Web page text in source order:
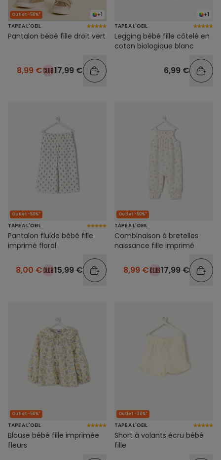
+1
Outlet -50%*
TAPE A L'OEIL
Pantalon bébé fille droit vert
8,99 € 17,99 €
+1
TAPE A L'OEIL
Legging bébé fille côtelé en
coton biologique blanc
6,99 €
Outlet -50%*
TAPE A L'OEIL
Pantalon fluide bébé fille
imprimé floral
8,00 € 15,99 €
Outlet -50%*
TAPE A L'OEIL
Combinaison à bretelles
naissance fille imprimé
8,99 € 17,99 €
Outlet -50%*
TAPE A L'OEIL
Blouse bébé fille imprimée
fleurs
Outlet -30%*
TAPE A L'OEIL
Short à volants écru bébé
fille